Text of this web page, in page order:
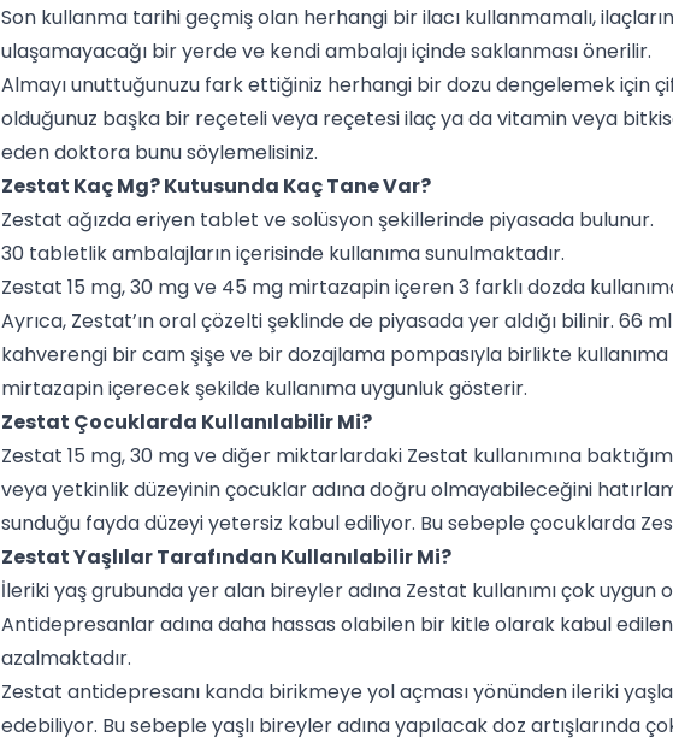
Son kullanma tarihi geçmiş olan herhangi bir ilacı kullanmamalı,
ulaşamayacağı bir yerde ve kendi ambalajı içinde saklanması önerilir.
Almayı unuttuğunuzu fark ettiğiniz herhangi bir dozu dengelemek için
olduğunuz başka bir reçeteli veya reçetesi ilaç ya da vitamin veya
eden doktora bunu söylemelisiniz.
Zestat Kaç Mg? Kutusunda Kaç Tane Var?
Zestat ağızda eriyen tablet ve solüsyon şekillerinde piyasada bulunur.
30 tabletlik ambalajların içerisinde kullanıma sunulmaktadır.
Zestat 15 mg, 30 mg ve 45 mg mirtazapin içeren 3 farklı dozda
Ayrıca, Zestat’ın oral çözelti şeklinde de piyasada yer aldığı bilinir. 66
kahverengi bir cam şişe ve bir dozajlama pompasıyla birlikte kullanıma
mirtazapin içerecek şekilde kullanıma uygunluk gösterir.
Zestat Çocuklarda Kullanılabilir Mi?
Zestat 15 mg, 30 mg ve diğer miktarlardaki Zestat kullanımına
veya yetkinlik düzeyinin çocuklar adına doğru olmayabileceğini
sunduğu fayda düzeyi yetersiz kabul ediliyor. Bu sebeple çocuklarda
Zestat Yaşlılar Tarafından Kullanılabilir Mi?
İleriki yaş grubunda yer alan bireyler adına Zestat kullanımı çok uygun
Antidepresanlar adına daha hassas olabilen bir kitle olarak kabul
azalmaktadır.
Zestat antidepresanı kanda birikmeye yol açması yönünden ileriki
edebiliyor. Bu sebeple yaşlı bireyler adına yapılacak doz artışlarında